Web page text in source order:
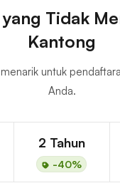
Tidak
Kantong
untuk
Anda.
2 Tahun
-40%